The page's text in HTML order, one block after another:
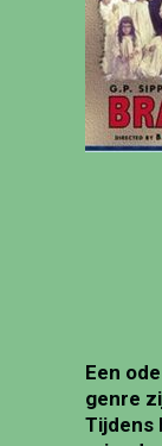
Een
genre
Tijdens